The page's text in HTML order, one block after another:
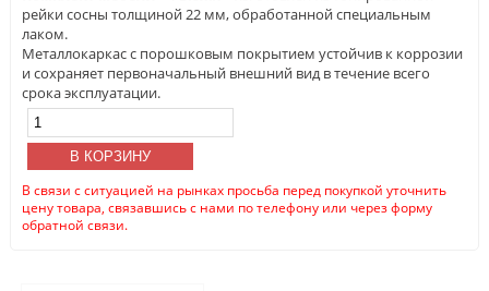
рейки сосны толщиной 22 мм, обработанной специальным
лаком.
Металлокаркас с порошковым покрытием устойчив к коррозии
и сохраняет первоначальный внешний вид в течение всего
срока эксплуатации.
Количество
товара
мебели
«Фьюжн»
В КОРЗИНУ
В связи с ситуацией на рынках просьба перед покупкой уточнить
цену товара, связавшись с нами по телефону или через форму
обратной связи.